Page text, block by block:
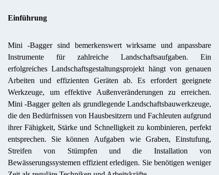
Einführung
Mini -Bagger sind bemerkenswert wirksame und anpassbare
Instrumente für zahlreiche Landschaftsaufgaben. Ein
erfolgreiches Landschaftsgestaltungsprojekt hängt von genauen
Arbeiten und effizienten Geräten ab. Es erfordert geeignete
Werkzeuge, um effektive Außenveränderungen zu erreichen.
Mini -Bagger gelten als grundlegende Landschaftsbauwerkzeuge,
die den Bedürfnissen von Hausbesitzern und Fachleuten aufgrund
ihrer Fähigkeit, Stärke und Schnelligkeit zu kombinieren, perfekt
entsprechen. Sie können Aufgaben wie Graben, Einstufung,
Streifen von Stümpfen und die Installation von
Bewässerungssystemen effizient erledigen. Sie benötigen weniger